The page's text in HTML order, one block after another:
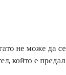
не може да се
който е предал